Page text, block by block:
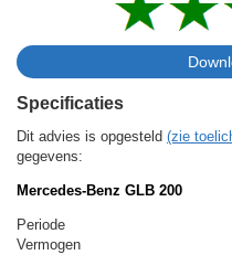
Specificaties
Dit advies is opgesteld (zie
gegevens:
Mercedes-Benz GLB 200
Periode
Vermogen